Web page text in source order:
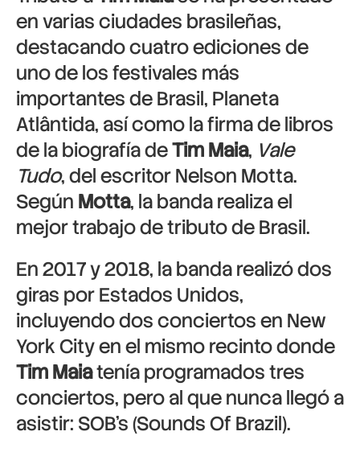
en varias ciudades brasileñas,
destacando cuatro ediciones de
uno de los festivales más
importantes de Brasil, Planeta
Atlântida, así como la firma de libros
de la biografía deTim Maia, Vale
Tudo, del escritorNelson Motta.
Según Motta, la banda realiza el
mejor trabajo de tributo de Brasil.
En 2017 y 2018, la banda realizó dos
giras por Estados Unidos,
incluyendo dos conciertos en New
York Cityen el mismo recinto donde
Tim Maiatenía programados tres
conciertos, pero al que nunca llegó a
asistir: SOB’s(Sounds Of Brazil).